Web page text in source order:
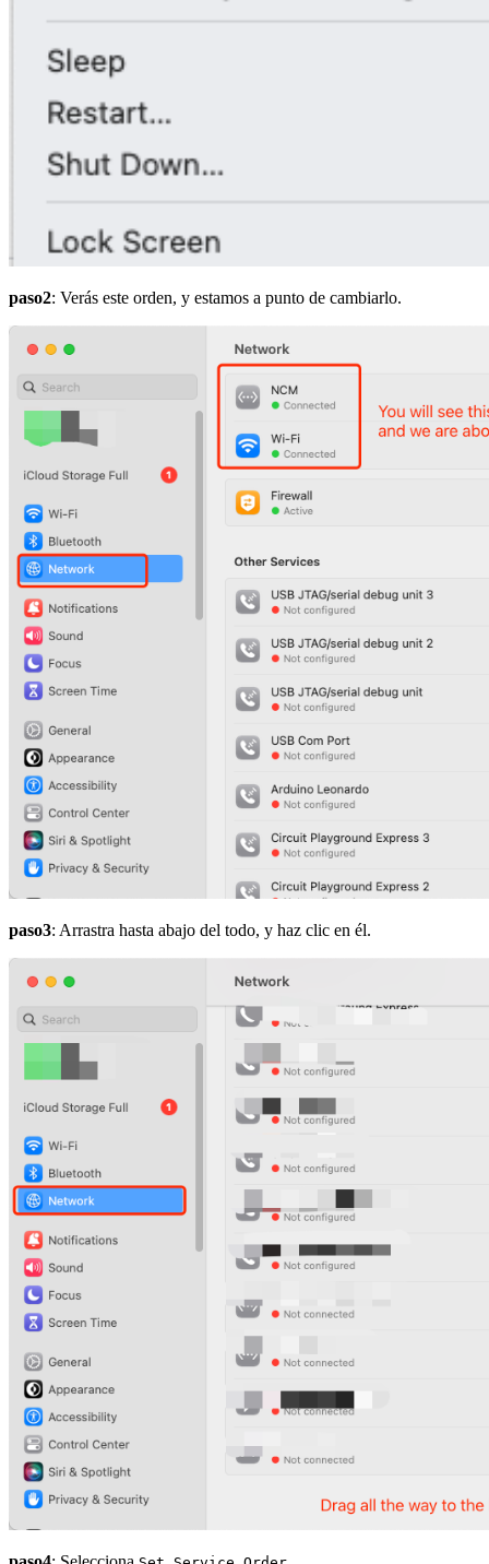
paso2: Verás este orden, y estamos a punto de cambiarlo.
paso3: Arrastra hasta abajo del todo, y haz clic en él.